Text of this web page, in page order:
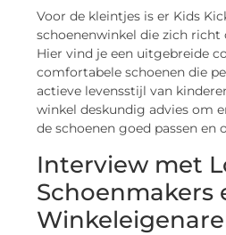
Voor de kleintjes is er Kids
schoenenwinkel die zich richt
Hier vind je een uitgebreide
comfortabele schoenen die
actieve levensstijl van
winkel deskundig advies om
de schoenen goed passen en
Interview met
Schoenmakers